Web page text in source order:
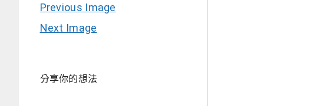
Previous Image
Next Image
分享你的想法